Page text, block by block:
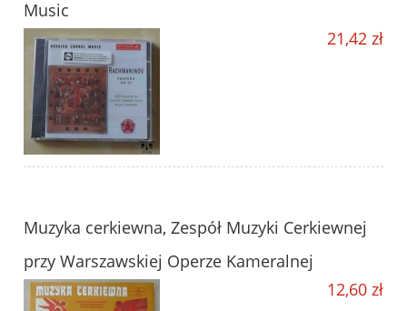
Music
21,42 zł
Muzyka cerkiewna, Zespół Muzyki Cerkiewnej
przy Warszawskiej Operze Kameralnej
12,60 zł